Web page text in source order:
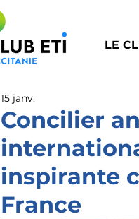
LE
Concilier
inspirante
France
15 janv.